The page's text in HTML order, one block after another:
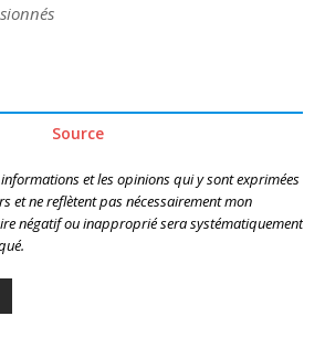
Source
et les opinions qui y sont exprimées
et ne reflètent pas nécessairement mon
négatif ou inapproprié sera systématiquement